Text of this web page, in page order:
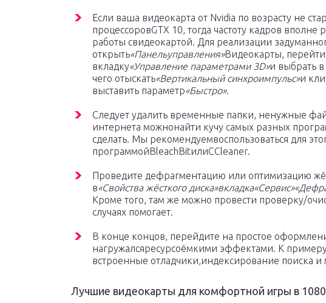
Если ваша видеокарта от Nvidia по возрасту не
процессоровGTX 10, тогда частоту кадров вполне
работы свидеокартой. Для реализации
открыть«Панельуправления»Видеокарты,
вкладку«Управление параметрами 3D»и выбрать
чего отыскать«Вертикальный синхроимпульс»и
выставить параметр«Быстро».
Следует удалить временные папки, ненужные
интернета можнонайти кучу самых разных
сделать. Мы рекомендуемвоспользоваться для
программойBleachBitилиCCleaner.
Проведите дефрагментацию или оптимизацию
в«Свойства жёсткого
Кроме того, там же можно провести проверку/
случаях помогает.
В конце концов, перейдите на простое
нагружалсяресурсоёмкими эффектами. К
встроенные отладчики,индексирование поиска и
Лучшие видеокарты для комфортной игры в